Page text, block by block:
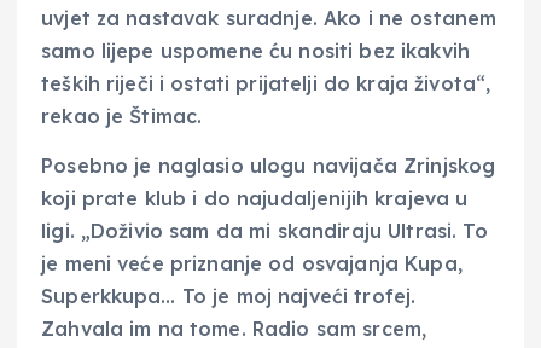
uvjet za nastavak suradnje. Ako i ne ostanem
samo lijepe uspomene ću nositi bez ikakvih
teških riječi i ostati prijatelji do kraja života“,
rekao je Štimac.
Posebno je naglasio ulogu navijača Zrinjskog
koji prate klub i do najudaljenijih krajeva u
ligi. „Doživio sam da mi skandiraju Ultrasi. To
je meni veće priznanje od osvajanja Kupa,
Superkkupa… To je moj najveći trofej.
Zahvala im na tome. Radio sam srcem,